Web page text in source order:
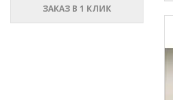
ЗАКАЗ В 1 КЛИК